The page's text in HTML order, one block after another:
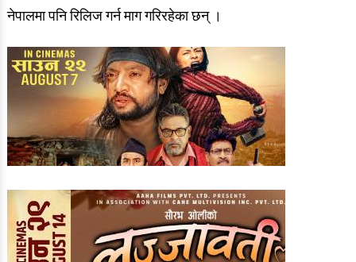
नेपालमा पनि रिलिज गर्न माग गरिरहेका छन् ।